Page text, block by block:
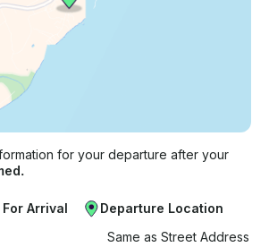
for your departure after your
Arrival
Departure Location
Same as Street Address